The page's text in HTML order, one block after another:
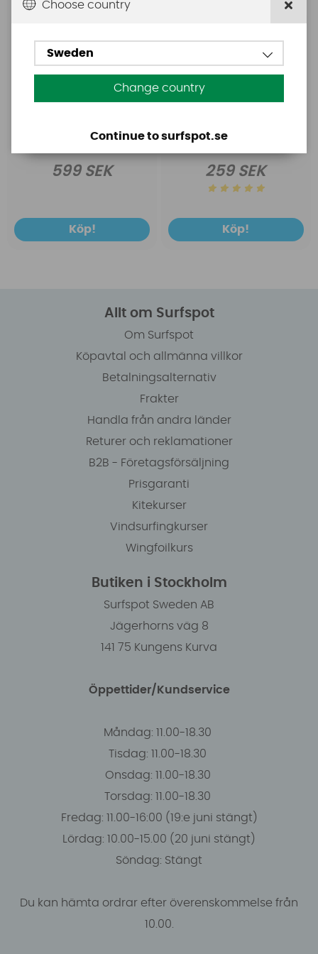
599 SEK
Köp!
259 SEK
Köp!
Allt om Surfspot
Om Surfspot
Köpavtal och allmänna villkor
Betalningsalternativ
Frakter
Handla från andra länder
Returer och reklamationer
B2B - Företagsförsäljning
Prisgaranti
Kitekurser
Vindsurfingkurser
Wingfoilkurs
Butiken i Stockholm
Surfspot Sweden AB
Jägerhorns väg 8
141 75 Kungens Kurva
Öppettider/Kundservice
Måndag: 11.00-18.30
Tisdag: 11.00-18.30
Onsdag: 11.00-18.30
Torsdag: 11.00-18.30
Fredag: 11.00-16:00 (19:e juni stängt)
Lördag: 10.00-15.00 (20 juni stängt)
Söndag: Stängt
Du kan hämta ordrar efter överenskommelse från
10.00.
Choose country
Sweden
Change country
Continue to surfspot.se